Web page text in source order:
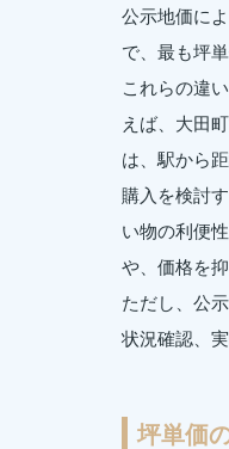
公示地価に
で、最も坪
これらの違
えば、大田
は、駅から
購入を検討
い物の利便
や、価格を
ただし、公
状況確認、
坪単価